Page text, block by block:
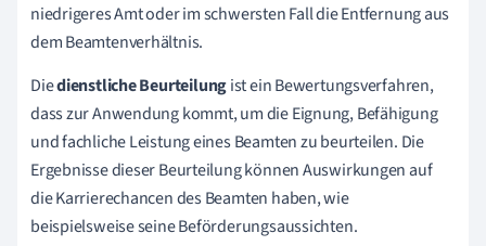
niedrigeres Amt oder im schwersten Fall die Entfernung aus
dem Beamtenverhältnis.
Diedienstliche Beurteilungist ein Bewertungsverfahren,
dass zur Anwendung kommt, um die Eignung, Befähigung
und fachliche Leistung eines Beamten zu beurteilen. Die
Ergebnisse dieser Beurteilung können Auswirkungen auf
die Karrierechancen des Beamten haben, wie
beispielsweise seine Beförderungsaussichten.